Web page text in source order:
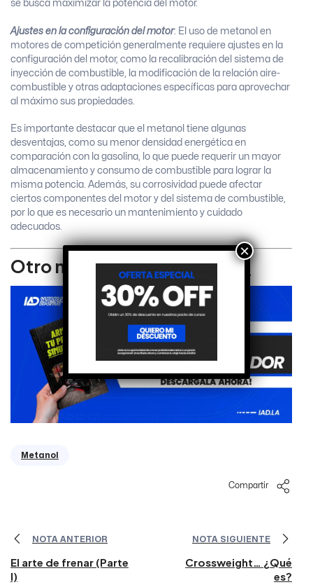
se busca maximizar la potencia del motor.
Ajustes en la configuración del motor: El uso de metanol en
motores de competición generalmente requiere ajustes en la
configuración del motor, como la recalibración del sistema de
inyección de combustible, la modificación de la relación aire-
combustible y otras adaptaciones específicas para aprovechar
al máximo sus propiedades.
Es importante destacar que el metanol tiene algunas
desventajas, como su menor densidad energética en
comparación con la gasolina, lo que puede requerir un mayor
almacenamiento y consumo de combustible para lograr la
misma potencia. Además, su corrosividad puede afectar
ciertos componentes del motor y del sistema de combustible,
por lo que es necesario un mantenimiento y cuidado
adecuados.
Otro material relacionado:
Metanol
Compartir
NOTA ANTERIOR
El arte de frenar (Parte
I)
NOTA SIGUIENTE
Crossweight… ¿Qué
es?
×